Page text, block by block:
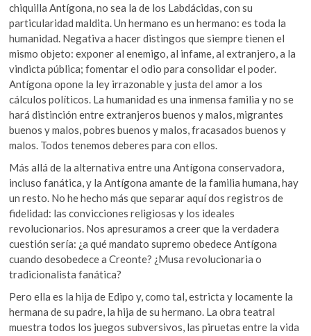
chiquilla Antígona, no sea la de los Labdácidas, con su
particularidad maldita. Un hermano es un hermano: es toda la
humanidad. Negativa a hacer distingos que siempre tienen el
mismo objeto: exponer al enemigo, al infame, al extranjero, a la
vindicta pública; fomentar el odio para consolidar el poder.
Antígona opone la ley irrazonable y justa del amor a los
cálculos políticos. La humanidad es una inmensa familia y no se
hará distinción entre extranjeros buenos y malos, migrantes
buenos y malos, pobres buenos y malos, fracasados buenos y
malos. Todos tenemos deberes para con ellos.
Más allá de la alternativa entre una Antígona conservadora,
incluso fanática, y la Antígona amante de la familia humana, hay
un resto. No he hecho más que separar aquí dos registros de
fidelidad: las convicciones religiosas y los ideales
revolucionarios. Nos apresuramos a creer que la verdadera
cuestión sería: ¿a qué mandato supremo obedece Antígona
cuando desobedece a Creonte? ¿Musa revolucionaria o
tradicionalista fanática?
Pero ella es la hija de Edipo y, como tal, estricta y locamente la
hermana de su padre, la hija de su hermano. La obra teatral
muestra todos los juegos subversivos, las piruetas entre la vida